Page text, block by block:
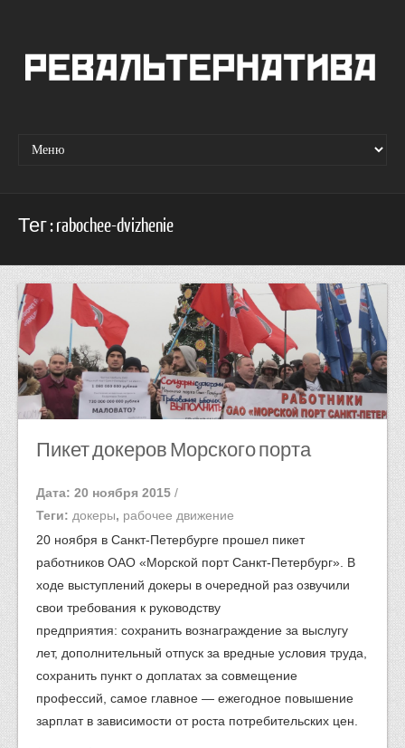
Тег : rabochee-dvizhenie
Пикет докеров Морского порта
Дата: 20 ноября 2015 /
Теги: докеры, рабочее движение
20 ноября в Санкт-Петербурге прошел пикет
работников ОАО «Морской порт Санкт-Петербург». В
ходе выступлений докеры в очередной раз озвучили
свои требования к руководству
предприятия: сохранить вознаграждение за выслугу
лет, дополнительный отпуск за вредные условия труда,
сохранить пункт о доплатах за совмещение
профессий, самое главное — ежегодное повышение
зарплат в зависимости от роста потребительских цен.